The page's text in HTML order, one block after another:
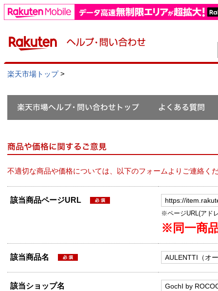
楽天市場トップ>
不適切な商品や価格については、以下のフォームよりご連絡く
該当商品ページURL
※ページURL(アド
※同一商
該当商品名
該当ショップ名